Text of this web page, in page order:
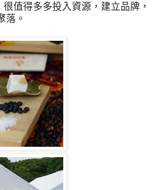
值得多多投入資源，建立品牌，
落。